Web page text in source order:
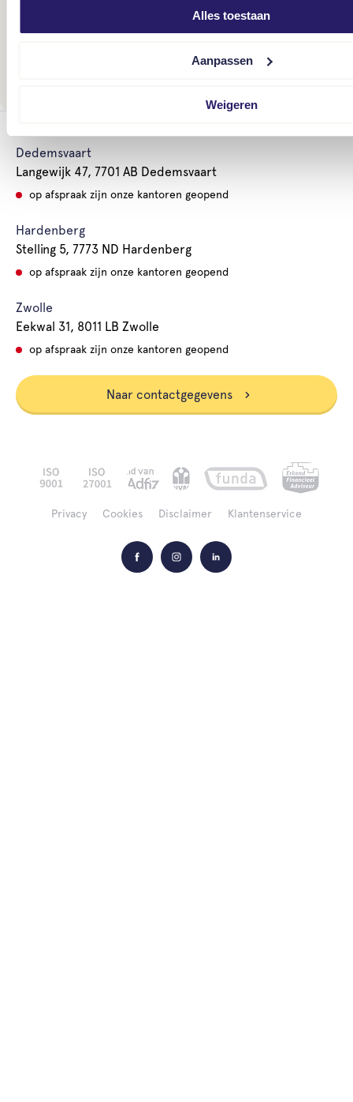
Alles toestaan
Aanpassen
Weigeren
Dedemsvaart
Langewijk 47, 7701 AB Dedemsvaart
op afspraak zijn onze kantoren geopend
Hardenberg
Stelling 5, 7773 ND Hardenberg
op afspraak zijn onze kantoren geopend
Zwolle
Eekwal 31, 8011 LB Zwolle
op afspraak zijn onze kantoren geopend
Naar contactgegevens
Privacy Cookies Disclaimer Klantenservice